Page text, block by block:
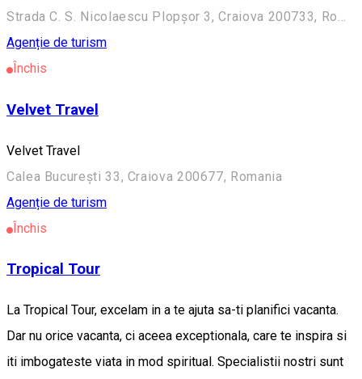
Strada C. S. Nicolaescu Plopșor 3, Craiova 200733, Romania
Agenție de turism
Închis
Velvet Travel
Velvet Travel
Calea București 33, Craiova 200677, Romania
Agenție de turism
Închis
Tropical Tour
La Tropical Tour, excelam in a te ajuta sa-ti planifici vacanta.
Dar nu orice vacanta, ci aceea exceptionala, care te inspira si
iti imbogateste viata in mod spiritual. Specialistii nostri sunt